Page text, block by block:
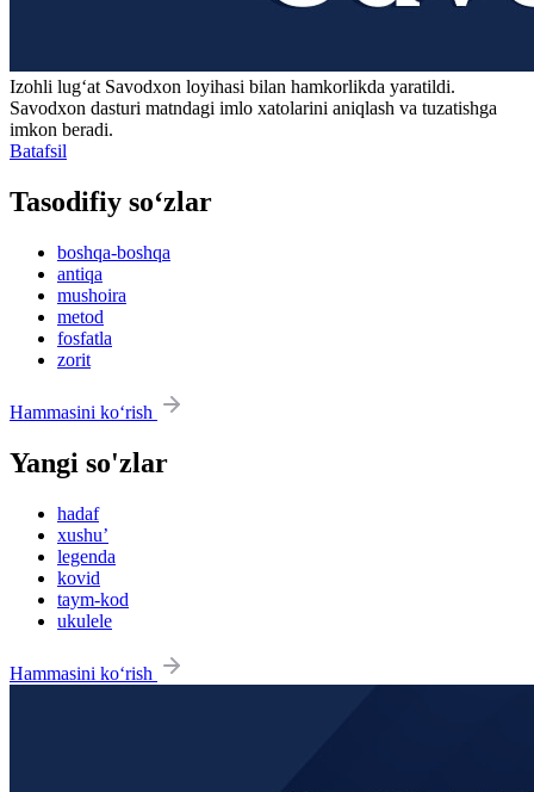
Izohli lugʻat Savodxon loyihasi bilan hamkorlikda yaratildi.
Savodxon dasturi matndagi imlo xatolarini aniqlash va tuzatishga
imkon beradi.
Batafsil
Tasodifiy so‘zlar
boshqa-boshqa
antiqa
mushoira
metod
fosfatla
zorit
Hammasini ko‘rish
Yangi so'zlar
hadaf
xushu’
legenda
kovid
taym-kod
ukulele
Hammasini ko‘rish